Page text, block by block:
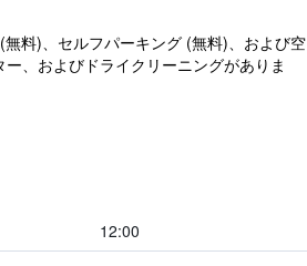
料)、セルフパーキング (無料)、および空
、およびドライクリーニングがありま
12:00